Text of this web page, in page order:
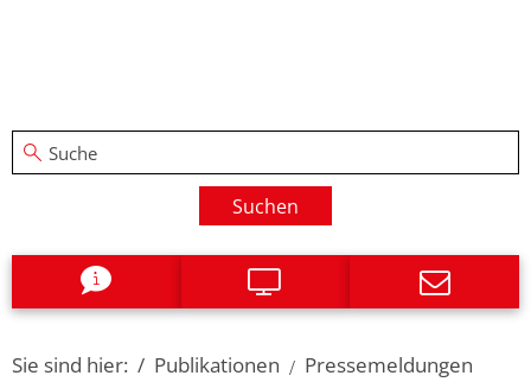
Suchen
Sie sind hier: Publikationen
Pressemeldungen